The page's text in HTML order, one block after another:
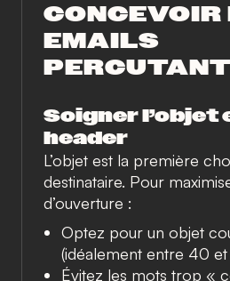
CONCEVOIR
EMAILS
Soigner l’objet
header
L’objet est la première
destinataire. Pour
d’ouverture :
Optez pour un objet
(idéalement entre 40
Évitez les mots trop «